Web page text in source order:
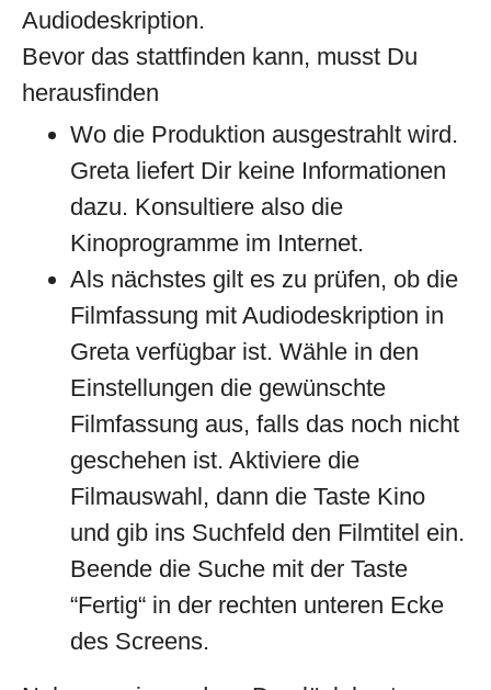
Audiodeskription.
Bevor das stattfinden kann, musst Du
herausfinden
Wo die Produktion ausgestrahlt wird.
Greta liefert Dir keine Informationen
dazu. Konsultiere also die
Kinoprogramme im Internet.
Als nächstes gilt es zu prüfen, ob die
Filmfassung mit Audiodeskription in
Greta verfügbar ist. Wähle in den
Einstellungen die gewünschte
Filmfassung aus, falls das noch nicht
geschehen ist. Aktiviere die
Filmauswahl, dann die Taste Kino
und gib ins Suchfeld den Filmtitel ein.
Beende die Suche mit der Taste
“Fertig“ in der rechten unteren Ecke
des Screens.